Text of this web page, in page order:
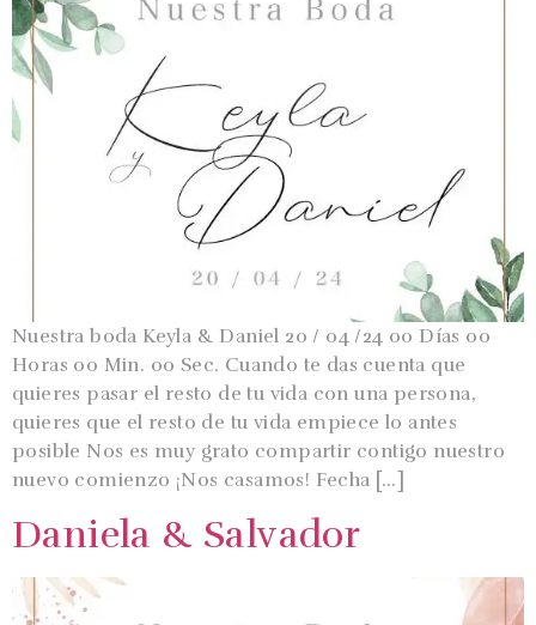
Nuestra boda Keyla & Daniel 20 / 04 /24 00 Días 00
Horas 00 Min. 00 Sec. Cuando te das cuenta que
quieres pasar el resto de tu vida con una persona,
quieres que el resto de tu vida empiece lo antes
posible Nos es muy grato compartir contigo nuestro
nuevo comienzo ¡Nos casamos! Fecha […]
Daniela & Salvador